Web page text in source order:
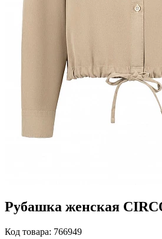
Рубашка женская
Код товара: 766949